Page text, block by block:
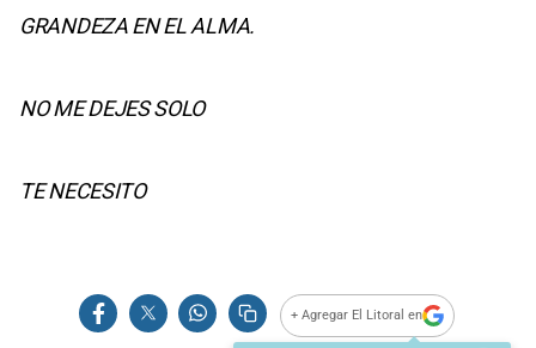
GRANDEZA EN EL ALMA.
NO ME DEJES SOLO
TE NECESITO
+ Agregar El Litoral en